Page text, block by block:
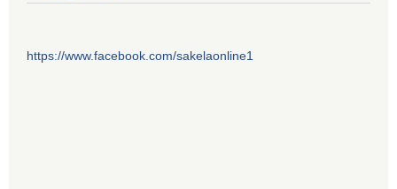
https://www.facebook.com/sakelaonline1